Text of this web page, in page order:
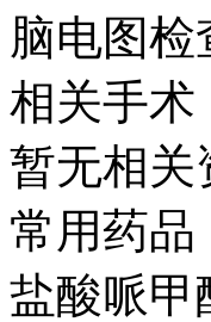
脑电图
相关手术
暂无相关
常用药品
盐酸哌甲